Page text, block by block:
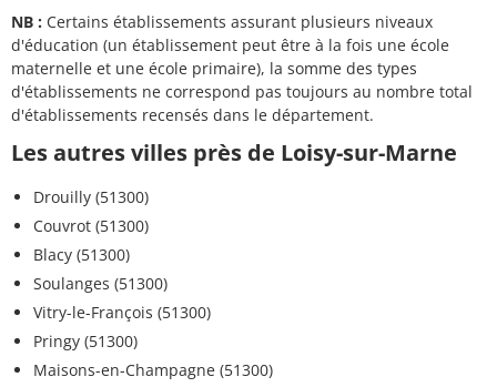
NB : Certains établissements assurant plusieurs niveaux
d'éducation (un établissement peut être à la fois une école
maternelle et une école primaire), la somme des types
d'établissements ne correspond pas toujours au nombre total
d'établissements recensés dans le département.
Les autres villes près de Loisy-sur-Marne
Drouilly (51300)
Couvrot (51300)
Blacy (51300)
Soulanges (51300)
Vitry-le-François (51300)
Pringy (51300)
Maisons-en-Champagne (51300)